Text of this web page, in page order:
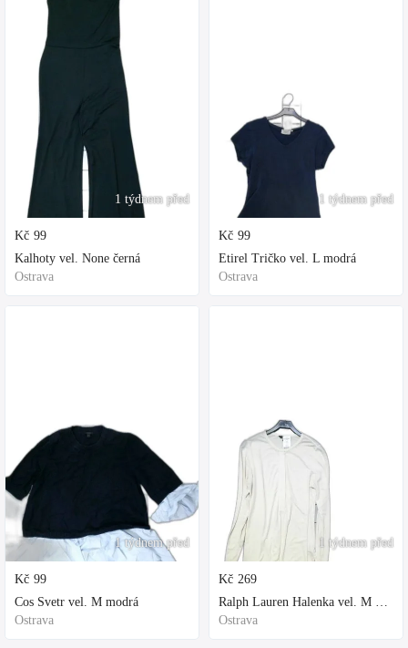
1 týdnem před
Kč 99
Kalhoty vel. None černá
Ostrava
1 týdnem před
Kč 99
Cos Svetr vel. M modrá
Ostrava
1 týdnem před
Kč 99
Etirel Tričko vel. L modrá
Ostrava
1 týdnem před
Kč 269
Ralph Lauren Halenka vel. M bílá
Ostrava